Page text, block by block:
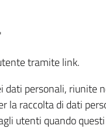
tramite link.
personali, riunite
la raccolta di dati
utenti quando